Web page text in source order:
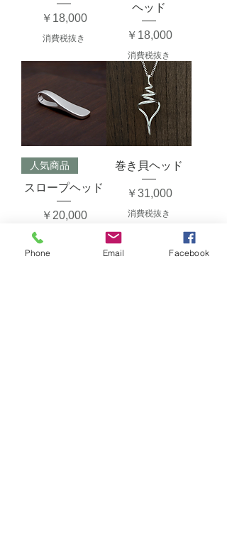
価格
￥18,000
消費税抜き
ヘッド
価格
￥18,000
消費税抜き
人気商品
スロープヘッド
価格
￥20,000
巻き貝ヘッド
価格
￥31,000
消費税抜き
Phone Email Facebook